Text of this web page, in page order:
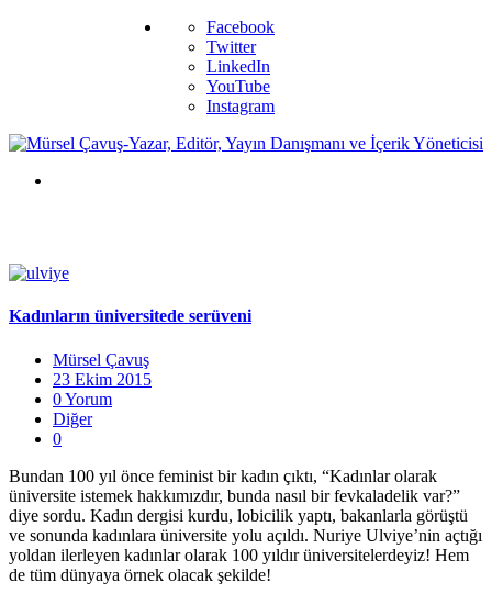
Facebook
Twitter
LinkedIn
YouTube
Instagram
Kadınların üniversitede serüveni
Mürsel Çavuş
23 Ekim 2015
0 Yorum
Diğer
0
Bundan 100 yıl önce feminist bir kadın çıktı, “Kadınlar olarak
üniversite istemek hakkımızdır, bunda nasıl bir fevkaladelik var?”
diye sordu. Kadın dergisi kurdu, lobicilik yaptı, bakanlarla görüştü
ve sonunda kadınlara üniversite yolu açıldı. Nuriye Ulviye’nin açtığı
yoldan ilerleyen kadınlar olarak 100 yıldır üniversitelerdeyiz! Hem
de tüm dünyaya örnek olacak şekilde!